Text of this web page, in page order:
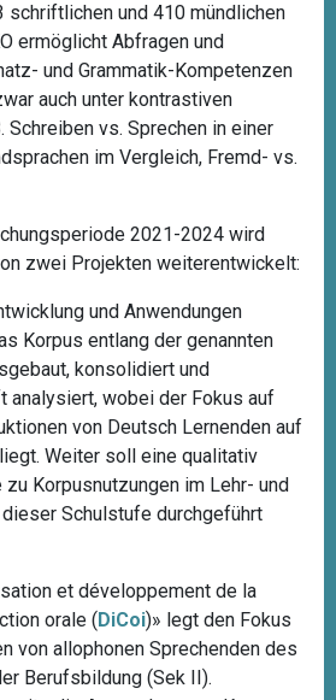
schriftlichen und 410 mündlichen
ermöglicht Abfragen und
und Grammatik-Kompetenzen
auch unter kontrastiven
Schreiben vs. Sprechen in einer
im Vergleich, Fremd- vs.
2021-2024 wird
zwei Projekten weiterentwickelt:
und Anwendungen
Korpus entlang der genannten
konsolidiert und
analysiert, wobei der Fokus auf
von Deutsch Lernenden auf
Weiter soll eine qualitativ
Korpusnutzungen im Lehr- und
dieser Schulstufe durchgeführt
et développement de la
orale ( DiCoi)» legt den Fokus
von allophonen Sprechenden des
Berufsbildung (Sek II).